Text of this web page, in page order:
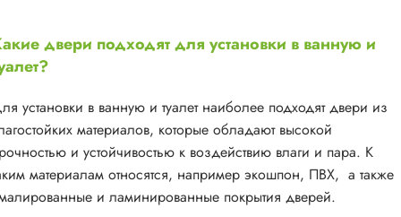
двери подходят для установки в ванную и
установки в ванную и туалет наиболее подходят двери из
материалов, которые обладают высокой
и устойчивостью к воздействию влаги и пара. К
материалам относятся, например экошпон, ПВХ, а также
и ламинированные покрытия дверей.